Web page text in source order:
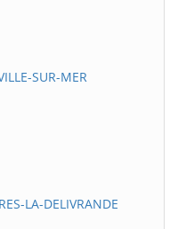
SUR-MER
LA-DELIVRANDE